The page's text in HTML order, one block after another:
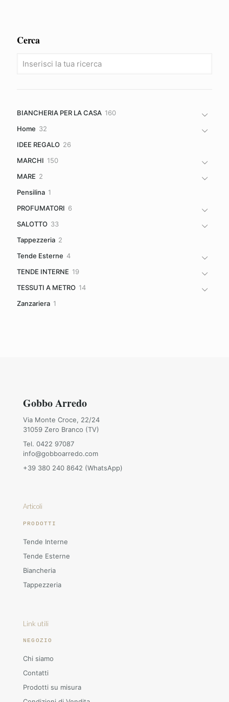
Cerca
BIANCHERIA PER LA CASA 160160
Home 32
IDEE REGALO 26
MARCHI 150150
MARE 2
Pensilina 1
PROFUMATORI 6
SALOTTO 3333
Tappezzeria 2
Tende Esterne 44
TENDE INTERNE 1919
TESSUTI A METRO 1414
Zanzariera 1
Gobbo Arredo
Via Monte Croce, 22/24
31059 Zero Branco (TV)
Tel. 0422 97087
info@gobboarredo.com
+39 380 240 8642 (WhatsApp)
Articoli
PRODOTTI
Tende Interne
Tende Esterne
Biancheria
Tappezzeria
Link utili
NEGOZIO
Chi siamo
Contatti
Prodotti su misura